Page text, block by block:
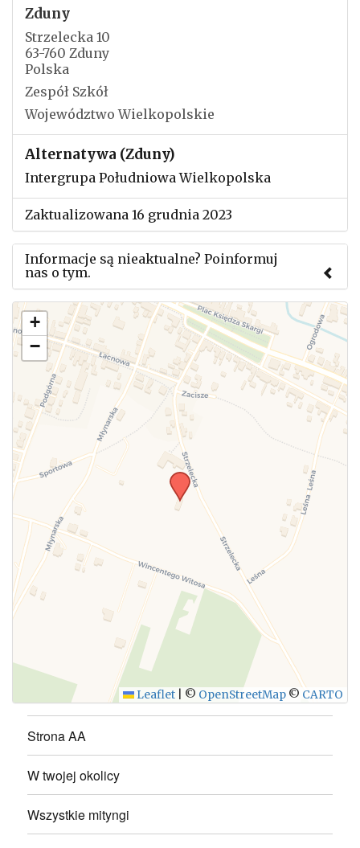
Zduny
Strzelecka 10
63-760 Zduny
Polska
Zespół Szkół
Województwo Wielkopolskie
Alternatywa (Zduny)
Intergrupa Południowa Wielkopolska
Zaktualizowana 16 grudnia 2023
Informacje są nieaktualne? Poinformuj
nas o tym.
Użyj tego formularza aby przesłać informację o
zmianach w powyższym mityngu.
WYŚLIJ
+
−
Leaflet © OpenStreetMap © CARTO
Strona AA
W twojej okolicy
Wszystkie mityngi